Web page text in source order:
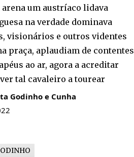
arena um austríaco lidava
na verdade dominava
visionários e outros videntes
praça, aplaudiam de contentes
ao ar, agora a acreditar
tal cavaleiro a tourear
Godinho e Cunha